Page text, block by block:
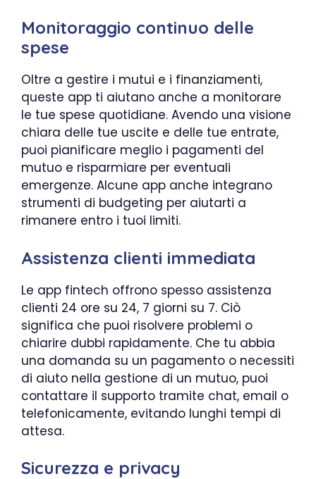
Monitoraggio continuo delle
spese
Oltre a gestire i mutui e i finanziamenti,
queste app ti aiutano anche a monitorare
le tue spese quotidiane. Avendo una visione
chiara delle tue uscite e delle tue entrate,
puoi pianificare meglio i pagamenti del
mutuo e risparmiare per eventuali
emergenze. Alcune app anche integrano
strumenti di budgeting per aiutarti a
rimanere entro i tuoi limiti.
Assistenza clienti immediata
Le app fintech offrono spesso assistenza
clienti 24 ore su 24, 7 giorni su 7. Ciò
significa che puoi risolvere problemi o
chiarire dubbi rapidamente. Che tu abbia
una domanda su un pagamento o necessiti
di aiuto nella gestione di un mutuo, puoi
contattare il supporto tramite chat, email o
telefonicamente, evitando lunghi tempi di
attesa.
Sicurezza e privacy